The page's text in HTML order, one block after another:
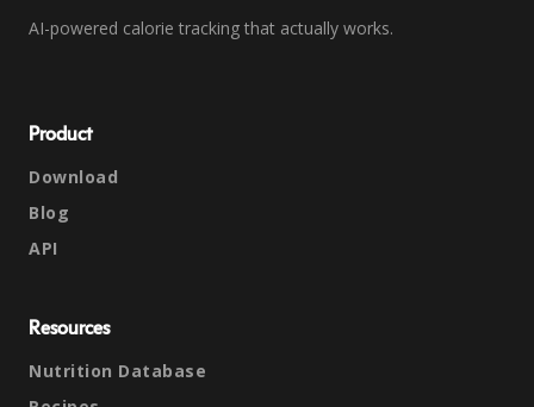
AI-powered calorie tracking that actually works.
Product
Download
Blog
API
Resources
Nutrition Database